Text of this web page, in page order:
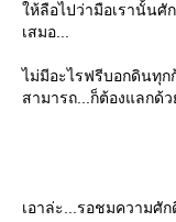
ให้ลือไปว่ามือเรานั้น
เสมอ...
ไม่มีอะไรฟรีบอกดินทุก
สามารถ...ก็ต้องแลกด้
เอาล่ะ...รอชมความศั